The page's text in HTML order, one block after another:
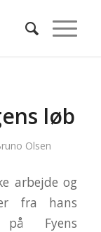
løb
Olsen
arbejde og
fra hans
Fyens